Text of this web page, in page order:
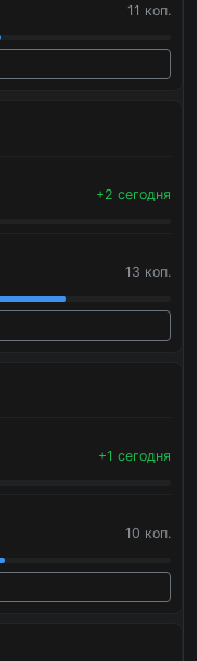
11 коп.
+2 сегодня
13 коп.
+1 сегодня
10 коп.